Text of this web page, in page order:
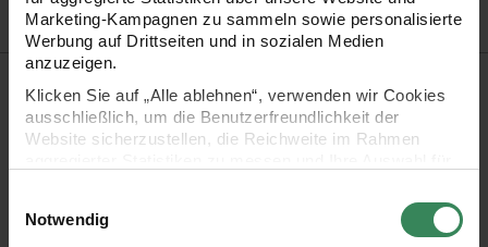
Marketing-Kampagnen zu sammeln sowie personalisierte
Werbung auf Drittseiten und in sozialen Medien
anzuzeigen.
Klicken Sie auf „Alle ablehnen“, verwenden wir Cookies
ausschließlich, um die Benutzerfreundlichkeit der
Website sicherzustellen, die Reichweite im Rahmen
Ihre Einwilligung ist freiwillig und kann jederzeit über den
Link „Cookie-Einstellungen“ im Fußbereich der Seite
Notwendig
Produktbeschreibung
In dem großen Borstenpinselset sind 18 Pinsel in
verschiedenen Größen enthalten.